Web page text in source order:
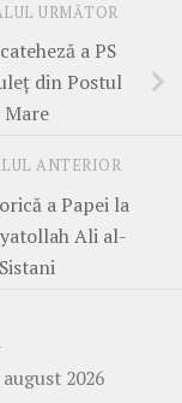
URMĂTOR
a PS
din Postul
Mare
ANTERIOR
a Papei la
Ali al-
Sistani
2026